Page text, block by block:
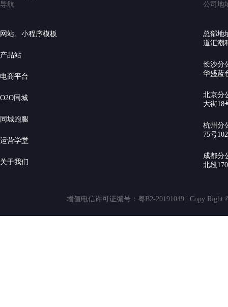
导航
网站、小程序模板
产品站
电商平台
O2O同城
同城跑腿
运营学堂
关于我们
公司地
总部地
道汇潮
长沙分
华盛蓝
北京分
大街18
杭州分
75号
成都分
北段
增值电信许可证编号：粤B2-20191049 | Copy